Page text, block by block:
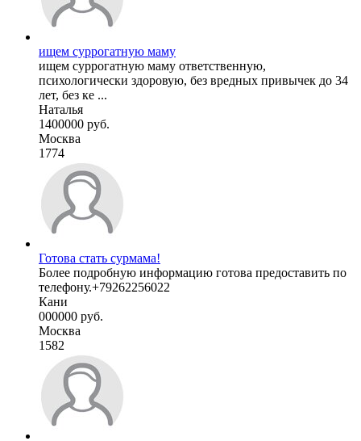
ищем суррогатную маму
ищем суррогатную маму ответственную,
психологически здоровую, без вредных привычек до 34
лет, без ке ...
Наталья
1400000 руб.
Москва
1774
Готова стать сурмама!
Более подробную информацию готова предоставить по
телефону.+79262256022
Кани
000000 руб.
Москва
1582